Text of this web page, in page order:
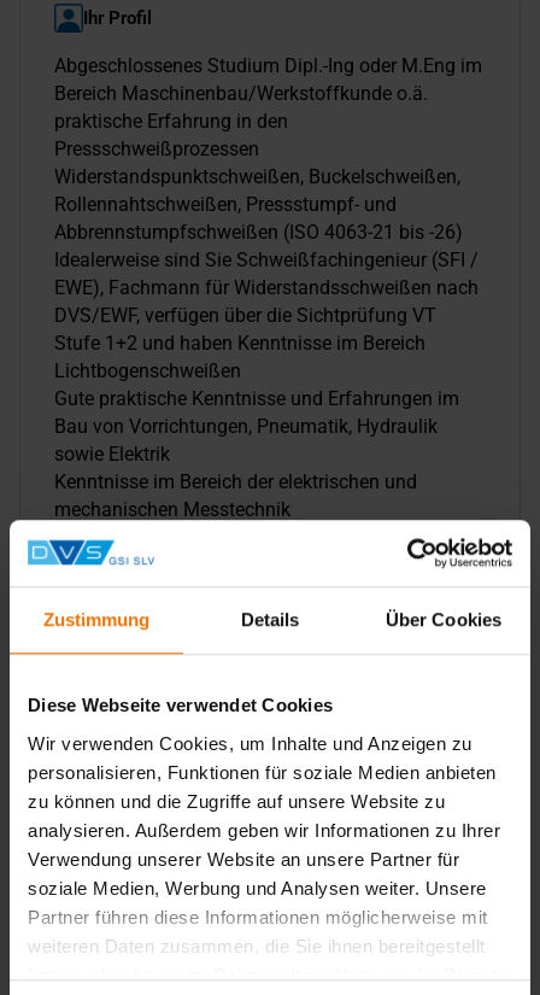
Zustimmung Details Über Cookies
Diese Webseite verwendet Cookies
Wir verwenden Cookies, um Inhalte und Anzeigen zu
personalisieren, Funktionen für soziale Medien anbieten
zu können und die Zugriffe auf unsere Website zu
analysieren. Außerdem geben wir Informationen zu Ihrer
Verwendung unserer Website an unsere Partner für
soziale Medien, Werbung und Analysen weiter. Unsere
Partner führen diese Informationen möglicherweise mit
weiteren Daten zusammen, die Sie ihnen bereitgestellt
haben oder die sie im Rahmen Ihrer Nutzung der Dienste
Ihr Profil
Abgeschlossenes Studium Dipl.-Ing oder M.Eng im
Bereich Maschinenbau/Werkstoffkunde o.ä.
praktische Erfahrung in den
Pressschweißprozessen
Widerstandspunktschweißen, Buckelschweißen,
Rollennahtschweißen, Pressstumpf- und
Abbrennstumpfschweißen (ISO 4063-21 bis -26)
Idealerweise sind Sie Schweißfachingenieur (SFI /
EWE), Fachmann für Widerstandsschweißen nach
DVS/EWF, verfügen über die Sichtprüfung VT
Stufe 1+2 und haben Kenntnisse im Bereich
Lichtbogenschweißen
Gute praktische Kenntnisse und Erfahrungen im
Bau von Vorrichtungen, Pneumatik, Hydraulik
sowie Elektrik
Kenntnisse im Bereich der elektrischen und
mechanischen Messtechnik
Sehr gute Deutsch- (mind. C1) und
Englischkenntnisse (mind. B2) in Wort und Schrift
Gute MS-Office Kenntnisse inkl. sicherer Umgang
mit Formeln und Grafikerstellung sowie VBA in
EXCEL
Vortragen, auch in englischer Sprache
Flexibilität und Bereitschaft zu Reisetätigkeiten (In-
Führerschein Klasse B
Bereitschaft zur Weiterbildung
Wir bieten